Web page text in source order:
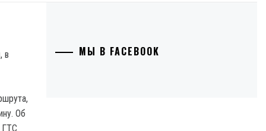
Об
ГТС
МЫ В FACEBOOK